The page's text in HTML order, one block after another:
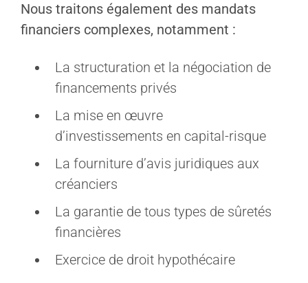
Nous traitons également des mandats
financiers complexes, notamment :
La structuration et la négociation de
financements privés
La mise en œuvre
d’investissements en capital-risque
La fourniture d’avis juridiques aux
créanciers
La garantie de tous types de sûretés
financières
Exercice de droit hypothécaire